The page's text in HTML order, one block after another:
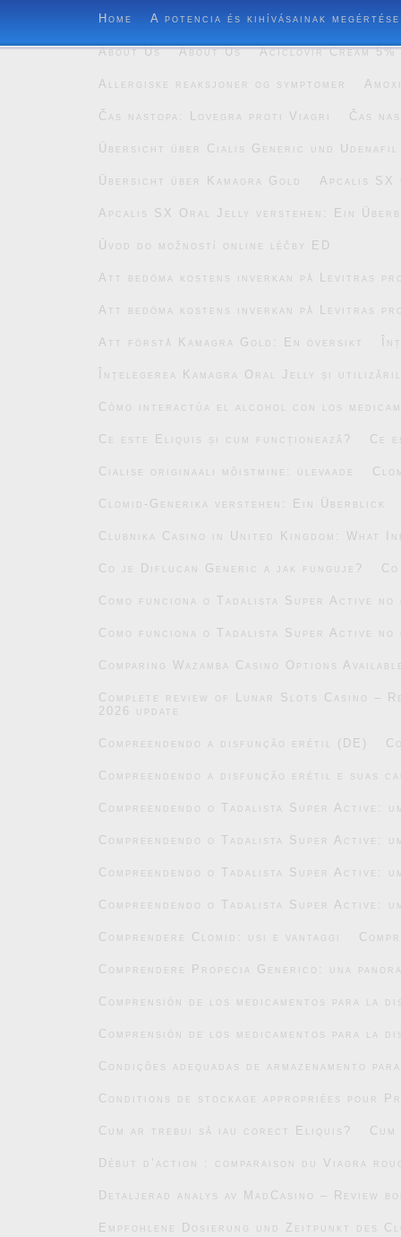
Home A potencia és kihívásainak megértése
About Us About Us Aciclovir Cream 5%
Allergiske reaksjoner og symptomer
Čas nastopa: Lovegra proti Viagri Čas
Übersicht über Cialis Generic und Udenafil
Übersicht über Kamagra Gold Apcalis
Apcalis SX Oral Jelly verstehen: Ein
Úvod do možností online léčby ED
Att bedöma kostens inverkan på Levitras
Att bedöma kostens inverkan på Levitras
Att förstå Kamagra Gold: En översikt
Înțelegerea Kamagra Oral Jelly și
Cómo interactúa el alcohol con los
Ce este Eliquis și cum funcționează? Ce
Cialise originaali mõistmine: ülevaade
Clomid-Generika verstehen: Ein Überblick
Clubnika Casino in United Kingdom: What
Co je Diflucan Generic a jak funguje?
Como funciona o Tadalista Super Active no
Como funciona o Tadalista Super Active no
Comparing Wazamba Casino Options
Complete review of Lunar Slots Casino –
2026 update
Compreendendo a disfunção erétil (DE)
Compreendendo a disfunção erétil e suas
Compreendendo o Tadalista Super Active:
Compreendendo o Tadalista Super Active:
Compreendendo o Tadalista Super Active:
Compreendendo o Tadalista Super Active:
Comprendere Clomid: usi e vantaggi
Comprendere Propecia Generico: una
Comprensión de los medicamentos para la
Comprensión de los medicamentos para la
Condições adequadas de armazenamento
Conditions de stockage appropriées pour
Cum ar trebui să iau corect Eliquis?
Début d’action : comparaison du Viagra
Detaljerad analys av MadCasino – Review
Empfohlene Dosierung und Zeitpunkt des